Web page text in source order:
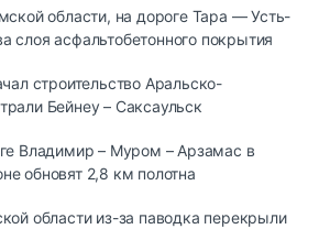
области, на дороге Тара — Усть-
слоя асфальтобетонного покрытия
строительство Аральско-
Бейнеу – Саксаульск
Владимир – Муром – Арзамас в
обновят 2,8 км полотна
области из-за паводка перекрыли